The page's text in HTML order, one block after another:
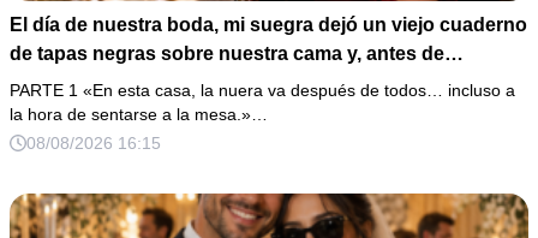
El día de nuestra boda, mi suegra dejó un viejo cuaderno
de tapas negras sobre nuestra cama y, antes de
marcharse, dijo: «En esta familia todos deben cumplir
una misma regla…».
PARTE 1 «En esta casa, la nuera va después de todos… incluso a
la hora de sentarse a la mesa.»…
08/08/2026 16:15